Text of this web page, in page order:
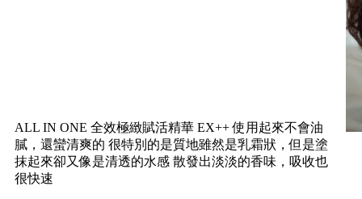
ALL IN ONE 全效極緻賦活精華 EX++ 使用起來不會油
膩，還蠻清爽的 很特別的是質地雖然是乳霜狀，但是塗
抹起來卻又像是清透的水感 散發出淡淡的香味，吸收也
很快速